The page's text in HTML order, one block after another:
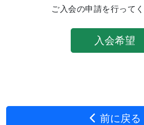
ご入会の申請を行ってく
入会希望
前に戻る